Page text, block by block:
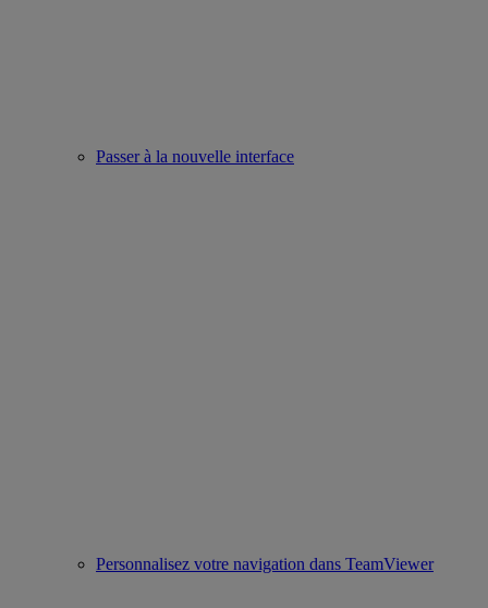
Passer à la nouvelle interface
Personnalisez votre navigation dans TeamViewer